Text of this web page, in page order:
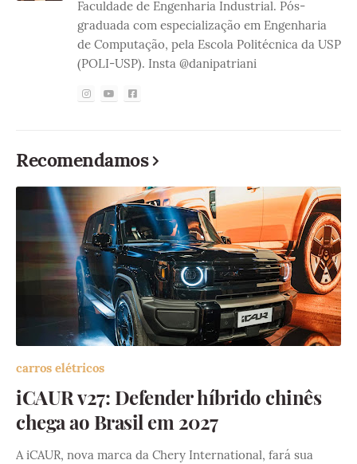
Faculdade de Engenharia Industrial. Pós-
graduada com especialização em Engenharia
de Computação, pela Escola Politécnica da USP
(POLI-USP). Insta @danipatriani
Recomendamos
carros elétricos
iCAUR v27: Defender híbrido chinês
chega ao Brasil em 2027
A iCAUR, nova marca da Chery International, fará sua